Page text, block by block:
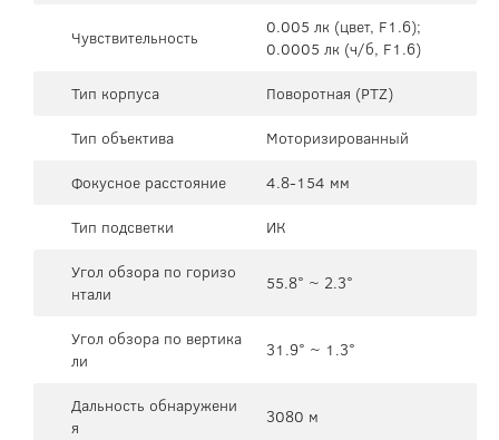
Чувствительность
0.005 лк (цвет, F1.6);
0.0005 лк (ч/б, F1.6)
Тип корпуса
Поворотная (PTZ)
Тип объектива
Моторизированный
Фокусное расстояние
4.8-154 мм
Тип подсветки
ИК
Угол обзора по горизо
нтали
55.8° ~ 2.3°
Угол обзора по вертика
ли
31.9° ~ 1.3°
Дальность обнаружени
я
3080 м